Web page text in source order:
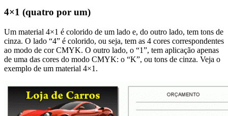
4×1 (quatro por um)
Um material 4×1 é colorido de um lado e, do outro lado, tem tons de
cinza. O lado “4” é colorido, ou seja, tem as 4 cores correspondentes
ao modo de cor CMYK. O outro lado, o “1”, tem aplicação apenas
de uma das cores do modo CMYK: o “K”, ou tons de cinza. Veja o
exemplo de um material 4×1.